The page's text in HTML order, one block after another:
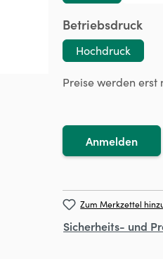
Betriebsdruck
Hochdruck
Preise werden
Anmelden
Zum Merkzettel
Sicherheits- und